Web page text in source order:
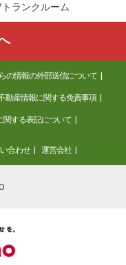
ランクルーム
の情報の外部送信について
動産情報に関する免責事項
関する表記について
合わせ 運営会社